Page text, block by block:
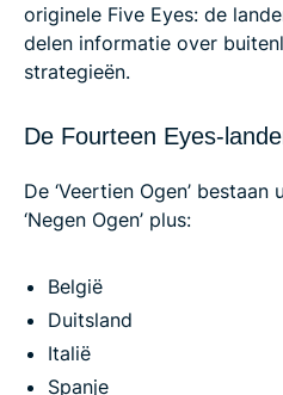
originele Five Eyes: de
delen informatie over
strategieën.
De Fourteen Eyes-
De ‘Veertien Ogen’
‘Negen Ogen’ plus:
België
Duitsland
Italië
Spanje